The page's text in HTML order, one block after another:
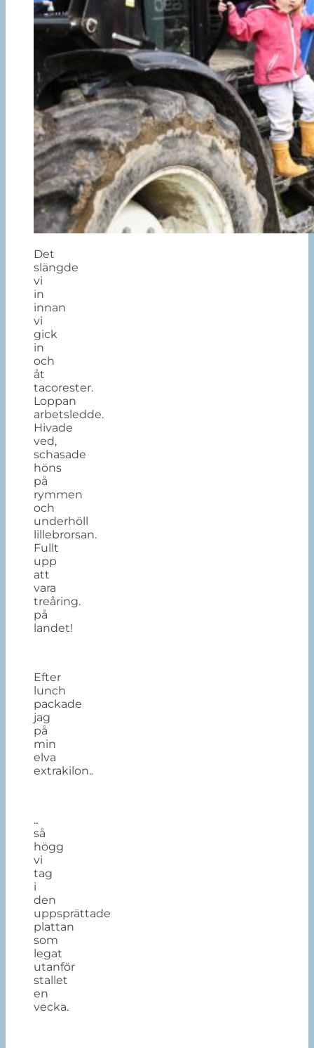
Det
slängde
vi
in
innan
vi
gick
in
och
åt
tacorester.
Loppan
arbetsledde.
Hivade
ved,
schasade
höns
på
rymmen
och
underhöll
lillebrorsan.
Fullt
upp
att
vara
treåring.
på
landet!
Efter
lunch
packade
jag
på
min
elva
extrakilon..
..
så
högg
vi
tag
i
den
uppsprättade
plattan
som
legat
utanför
stallet
en
vecka.